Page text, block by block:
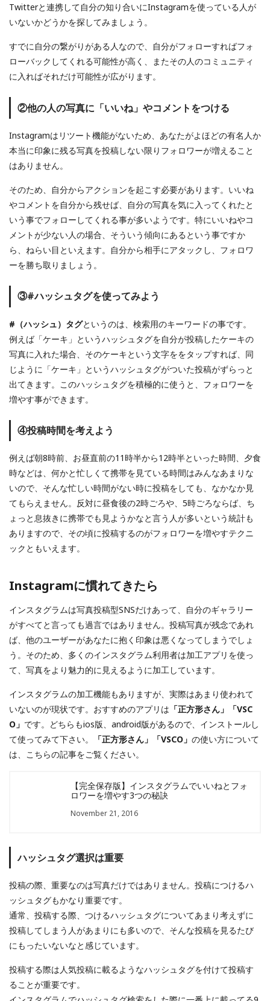
Twitterと連携して自分の知り合いにInstagramを使っている人が
いないかどうかを探してみましょう。
すでに自分の繋がりがある人なので、自分がフォローすればフォ
ローバックしてくれる可能性が高く、またその人のコミュニティ
に入ればそれだけ可能性が広がります。
②他の人の写真に「いいね」やコメントをつける
Instagramはリツート機能がないため、あなたがよほどの有名人か
本当に印象に残る写真を投稿しない限りフォロワーが増えること
はありません。
そのため、自分からアクションを起こす必要があります。いいね
やコメントを自分から残せば、自分の写真を気に入ってくれたと
いう事でフォローしてくれる事が多いようです。特にいいねやコ
メントが少ない人の場合、そういう傾向にあるという事ですか
ら、ねらい目といえます。自分から相手にアタックし、フォロワ
ーを勝ち取りましょう。
③#ハッシュタグを使ってみよう
#（ハッシュ）タグというのは、検索用のキーワードの事です。
例えば「ケーキ」というハッシュタグを自分が投稿したケーキの
写真に入れた場合、そのケーキという文字ををタップすれば、同
じように「ケーキ」というハッシュタグがついた投稿がずらっと
出てきます。このハッシュタグを積極的に使うと、フォロワーを
増やす事ができます。
④投稿時間を考えよう
例えば朝8時前、お昼直前の11時半から12時半といった時間、夕食
時などは、何かと忙しくて携帯を見ている時間はみんなあまりな
いので、そんな忙しい時間がない時に投稿をしても、なかなか見
てもらえません。反対に昼食後の2時ごろや、5時ごろならば、ち
ょっと息抜きに携帯でも見ようかなと言う人が多いという統計も
ありますので、その頃に投稿するのがフォロワーを増やすテクニ
ックともいえます。
Instagramに慣れてきたら
インスタグラムは写真投稿型SNSだけあって、自分のギャラリー
がすべてと言っても過言ではありません。投稿写真が残念であれ
ば、他のユーザーがあなたに抱く印象は悪くなってしまうでしょ
う。そのため、多くのインスタグラム利用者は加工アプリを使っ
て、写真をより魅力的に見えるように加工しています。
インスタグラムの加工機能もありますが、実際はあまり使われて
いないのが現状です。おすすめのアプリは 「正方形さん」「VSC
O」 です。どちらもios版、android版があるので、インストールし
て使ってみて下さい。
「正方形さん」「VSCO」 の使い方について
は、こちらの記事をご覧ください。
【完全保存版】インスタグラムでいいねとフォ
ロワーを増やす3つの秘訣
November 21, 2016
ハッシュタグ選択は重要
投稿の際、重要なのは写真だけではありません。投稿につけるハ
ッシュタグもかなり重要です。
通常、投稿する際、つけるハッシュタグについてあまり考えずに
投稿してしまう人があまりにも多いので、そんな投稿を見るたび
にもったいないなと感じています。
投稿する際は人気投稿に載るようなハッシュタグを付けて投稿す
ることが重要です。